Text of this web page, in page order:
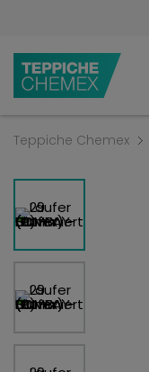
Teppiche Chemex